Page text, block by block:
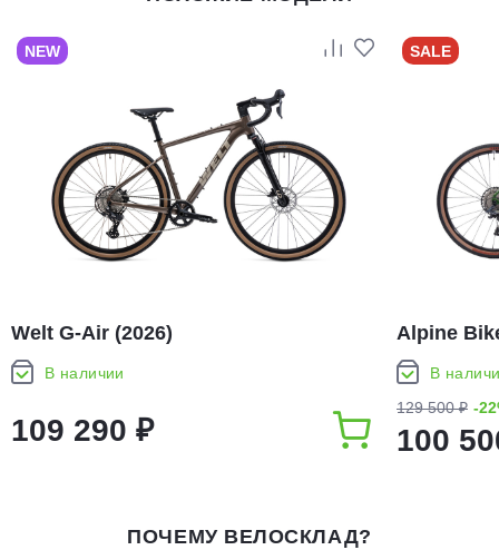
NEW
Welt G-Air (2026)
В наличии
109 290 ₽
SALE
Alpine
В
129 500 ₽ -
100
ПОЧЕМУ ВЕЛОСКЛАД?